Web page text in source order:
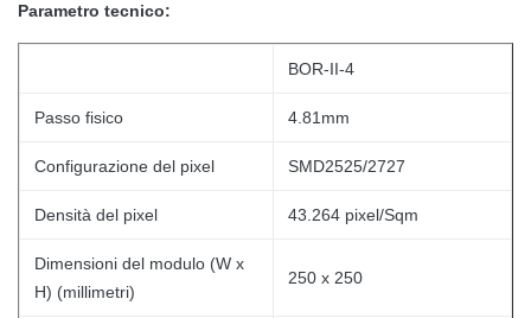
Parametro tecnico:
BOR-II-4
Passo fisico 4.81mm
Configurazione del pixel SMD2525/2727
Densità del pixel 43.264 pixel/Sqm
Dimensioni del modulo (W x
H) (millimetri)
250 x 250